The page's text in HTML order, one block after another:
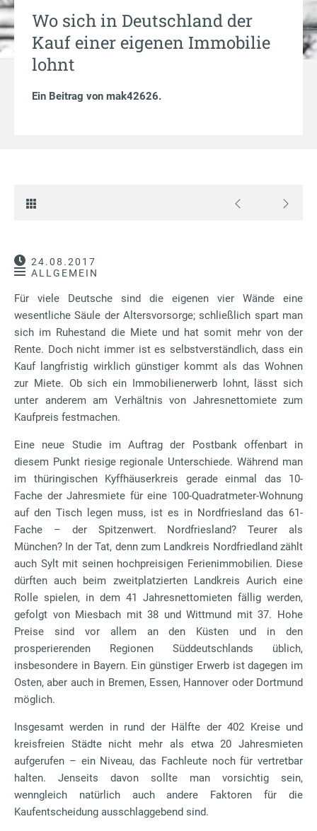
Wo sich in Deutschland der
Kauf einer eigenen Immobilie
lohnt
Ein Beitrag von mak42626.
24.08.2017
ALLGEMEIN
Für viele Deutsche sind die eigenen vier Wände eine
wesentliche Säule der Altersvorsorge; schließlich spart man
sich im Ruhestand die Miete und hat somit mehr von der
Rente. Doch nicht immer ist es selbstverständlich, dass ein
Kauf langfristig wirklich günstiger kommt als das Wohnen
zur Miete. Ob sich ein Immobilienerwerb lohnt, lässt sich
unter anderem am Verhältnis von Jahresnettomiete zum
Kaufpreis festmachen.
Eine neue Studie im Auftrag der Postbank offenbart in
diesem Punkt riesige regionale Unterschiede. Während man
im thüringischen Kyffhäuserkreis gerade einmal das 10-
Fache der Jahresmiete für eine 100-Quadratmeter-Wohnung
auf den Tisch legen muss, ist es in Nordfriesland das 61-
Fache – der Spitzenwert. Nordfriesland? Teurer als
München? In der Tat, denn zum Landkreis Nordfriedland zählt
auch Sylt mit seinen hochpreisigen Ferienimmobilien. Diese
dürften auch beim zweitplatzierten Landkreis Aurich eine
Rolle spielen, in dem 41 Jahresnettomieten fällig werden,
gefolgt von Miesbach mit 38 und Wittmund mit 37. Hohe
Preise sind vor allem an den Küsten und in den
prosperierenden Regionen Süddeutschlands üblich,
insbesondere in Bayern. Ein günstiger Erwerb ist dagegen im
Osten, aber auch in Bremen, Essen, Hannover oder Dortmund
möglich.
Insgesamt werden in rund der Hälfte der 402 Kreise und
kreisfreien Städte nicht mehr als etwa 20 Jahresmieten
aufgerufen – ein Niveau, das Fachleute noch für vertretbar
halten. Jenseits davon sollte man vorsichtig sein,
wenngleich natürlich auch andere Faktoren für die
Kaufentscheidung ausschlaggebend sind.